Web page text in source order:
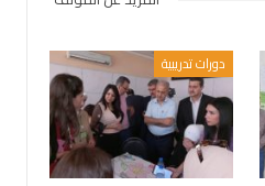
دورات تدريبية